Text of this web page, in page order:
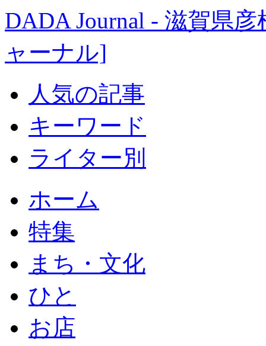
DADA Journal - 滋賀県
ャーナル]
人気の記事
キーワード
ライター別
ホーム
特集
まち・文化
ひと
お店